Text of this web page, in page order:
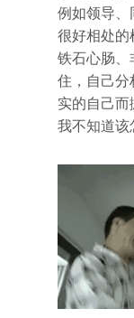
例如领导、
很好相处的
铁石心肠、
住，自己分
实的自己而
我不知道该